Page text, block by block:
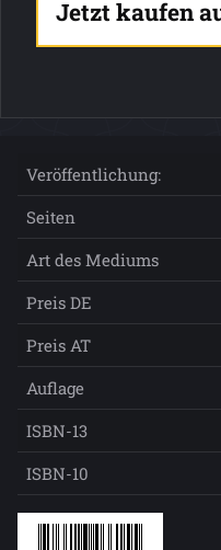
Jetzt kaufen
Veröffentlichung:
Seiten
Art des Mediums
Preis DE
Preis AT
Auflage
ISBN-13
ISBN-10